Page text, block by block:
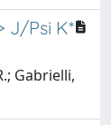
J/Psi K*
Gabrielli,